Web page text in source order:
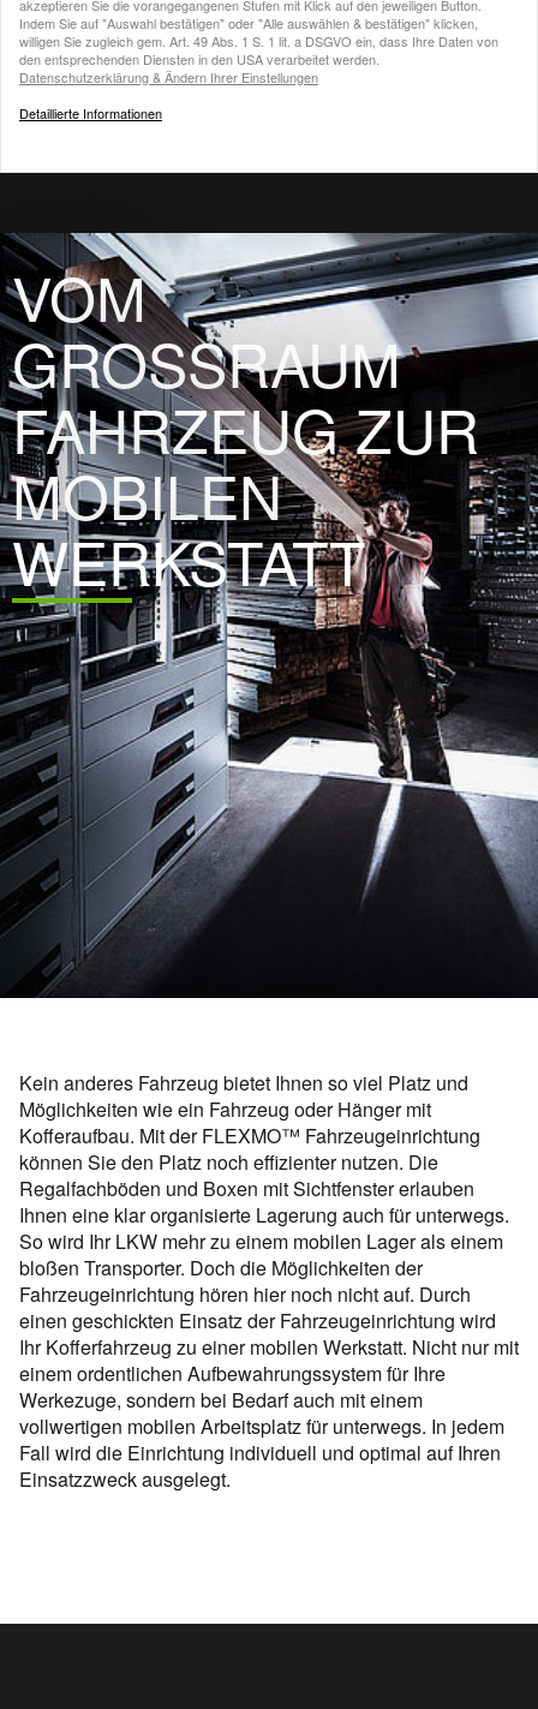
akzeptieren Sie die vorangegangenen Stufen mit Klick auf den jeweiligen Button.
Indem Sie auf "Auswahl bestätigen" oder "Alle auswählen & bestätigen" klicken,
willigen Sie zugleich gem. Art. 49 Abs. 1 S. 1 lit. a DSGVO ein, dass Ihre Daten von
den entsprechenden Diensten in den USA verarbeitet werden.
Datenschutzerklärung & Ändern Ihrer Einstellungen
Detaillierte Informationen
VOM
GROSSRAUM
FAHRZEUG ZUR
MOBILEN
WERKSTATT
Kein anderes Fahrzeug bietet Ihnen so viel Platz und
Möglichkeiten wie ein Fahrzeug oder Hänger mit
Kofferaufbau. Mit der FLEXMO™ Fahrzeugeinrichtung
können Sie den Platz noch effizienter nutzen. Die
Regalfachböden und Boxen mit Sichtfenster erlauben
Ihnen eine klar organisierte Lagerung auch für unterwegs.
So wird Ihr LKW mehr zu einem mobilen Lager als einem
bloßen Transporter. Doch die Möglichkeiten der
Fahrzeugeinrichtung hören hier noch nicht auf. Durch
einen geschickten Einsatz der Fahrzeugeinrichtung wird
Ihr Kofferfahrzeug zu einer mobilen Werkstatt. Nicht nur mit
einem ordentlichen Aufbewahrungssystem für Ihre
Werkezuge, sondern bei Bedarf auch mit einem
vollwertigen mobilen Arbeitsplatz für unterwegs. In jedem
Fall wird die Einrichtung individuell und optimal auf Ihren
Einsatzzweck ausgelegt.